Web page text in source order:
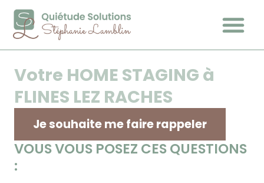
Votre HOME STAGING à
FLINES LEZ RACHES
Je souhaite me faire rappeler
VOUS VOUS POSEZ CES QUESTIONS
: